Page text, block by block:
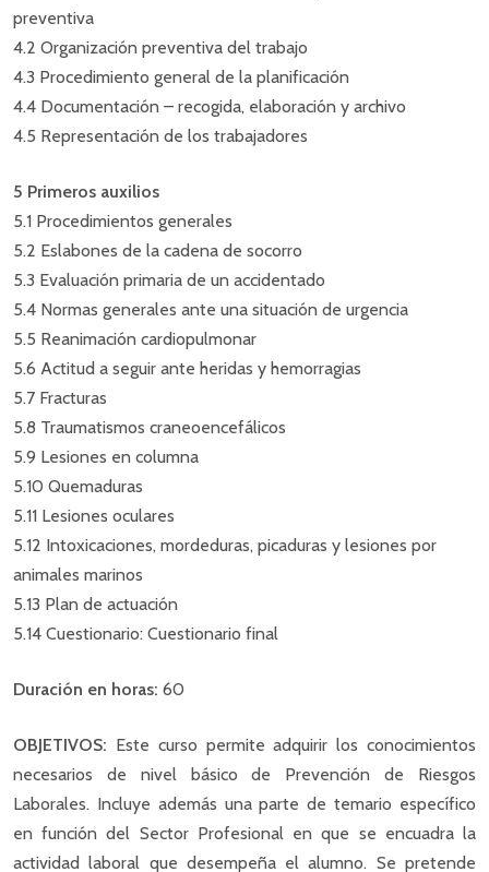
preventiva
4.2 Organización preventiva del trabajo
4.3 Procedimiento general de la planificación
4.4 Documentación – recogida, elaboración y archivo
4.5 Representación de los trabajadores
5 Primeros auxilios
5.1 Procedimientos generales
5.2 Eslabones de la cadena de socorro
5.3 Evaluación primaria de un accidentado
5.4 Normas generales ante una situación de urgencia
5.5 Reanimación cardiopulmonar
5.6 Actitud a seguir ante heridas y hemorragias
5.7 Fracturas
5.8 Traumatismos craneoencefálicos
5.9 Lesiones en columna
5.10 Quemaduras
5.11 Lesiones oculares
5.12 Intoxicaciones, mordeduras, picaduras y lesiones por
animales marinos
5.13 Plan de actuación
5.14 Cuestionario: Cuestionario final
Duración en horas: 60
OBJETIVOS: Este curso permite adquirir los conocimientos
necesarios de nivel básico de Prevención de Riesgos
Laborales. Incluye además una parte de temario específico
en función del Sector Profesional en que se encuadra la
actividad laboral que desempeña el alumno. Se pretende